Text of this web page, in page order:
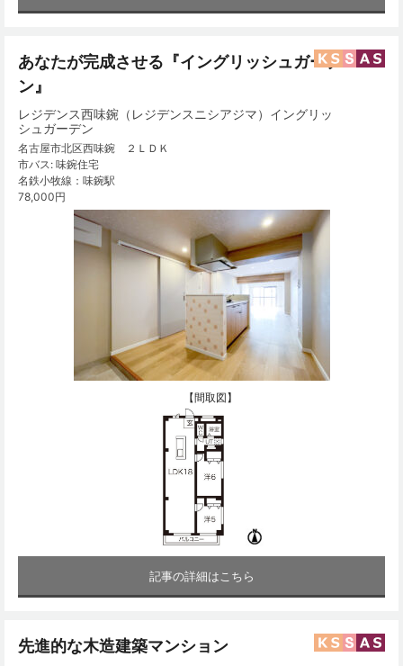
あなたが完成させる『イングリッシュガーデ
ン』
レジデンス西味鋺（レジデンスニシアジマ）イングリッ
シュガーデン
名古屋市北区西味鋺 ２ＬＤＫ
市バス: 味鋺住宅
名鉄小牧線：味鋺駅
78,000円
【間取図】
記事の詳細はこちら
先進的な木造建築マンション